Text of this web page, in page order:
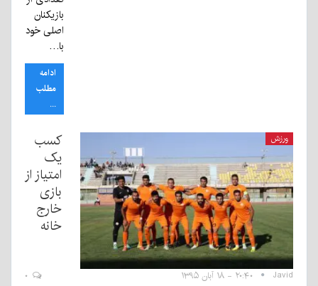
بازیکنان
اصلی خود
با…
ادامه
مطلب
...
ورزش
کسب
یک
امتیاز از
بازی
خارج
خانه
Javid ۲۰:۴۰ - ۱۸ آبان ۱۳۹۵